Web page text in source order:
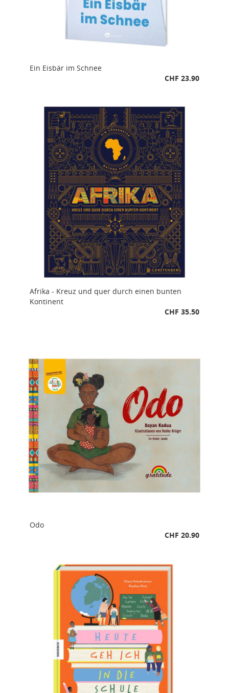
Ein Eisbär im Schnee
CHF 23.90
Afrika - Kreuz und quer durch einen bunten
Kontinent
CHF 35.50
Odo
CHF 20.90